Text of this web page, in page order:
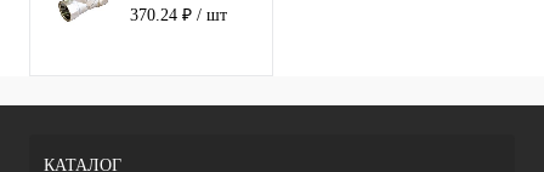
латунный STI
370.24 ₽ / шт
КАТАЛОГ